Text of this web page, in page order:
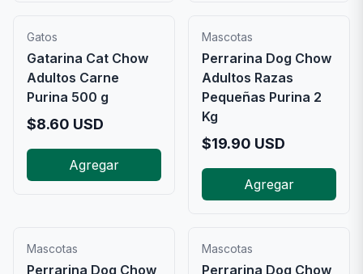
Gatos
Gatarina Cat Chow
Adultos Carne
Purina 500 g
$8.60 USD
Agregar
Mascotas
Perrarina Dog Chow
Adultos Razas
Pequeñas Purina 2
Kg
$19.90 USD
Agregar
Mascotas
Perrarina Dog Chow
Mascotas
Perrarina Dog Chow